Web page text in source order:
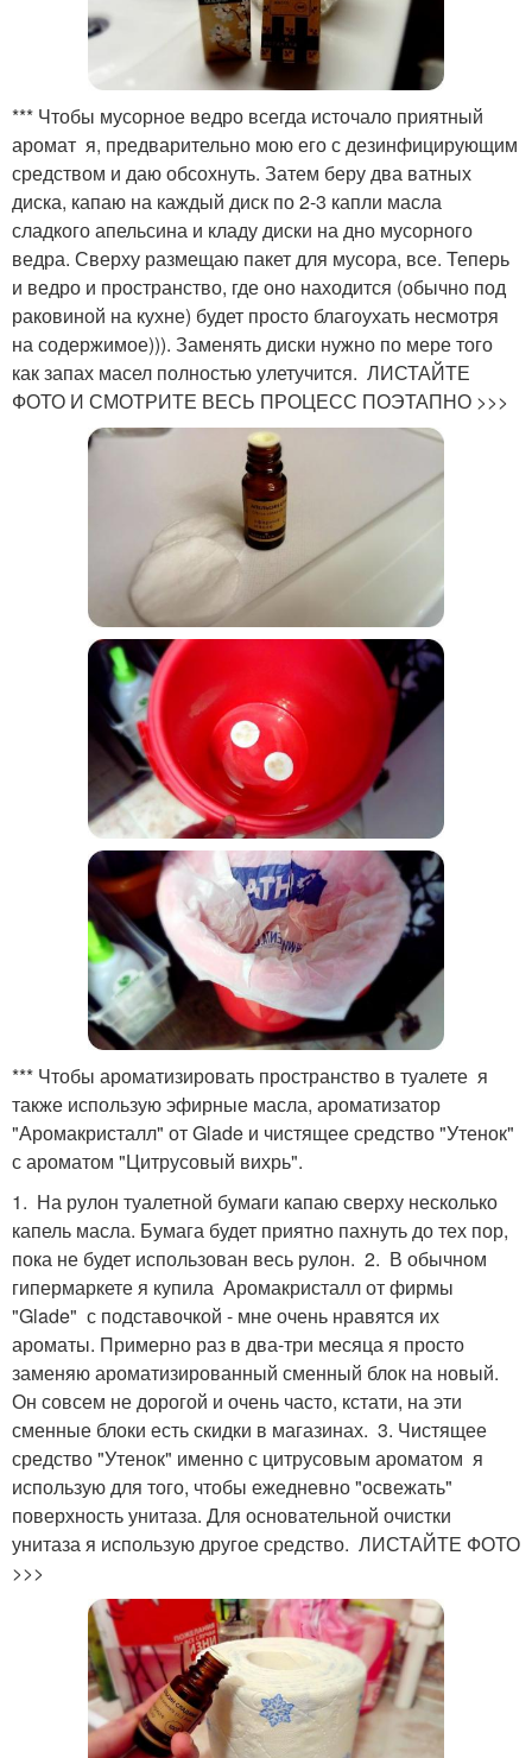
*** Чтобы мусорное ведро всегда источало приятный
аромат я, предварительно мою его с дезинфицирующим
средством и даю обсохнуть. Затем беру два ватных
диска, капаю на каждый диск по 2-3 капли масла
сладкого апельсина и кладу диски на дно мусорного
ведра. Сверху размещаю пакет для мусора, все. Теперь
и ведро и пространство, где оно находится (обычно под
раковиной на кухне) будет просто благоухать несмотря
на содержимое))). Заменять диски нужно по мере того
как запах масел полностью улетучится. ЛИСТАЙТЕ
ФОТО И СМОТРИТЕ ВЕСЬ ПРОЦЕСС ПОЭТАПНО >>>
*** Чтобы ароматизировать пространство в туалете я
также использую эфирные масла, ароматизатор
"Аромакристалл" от Glade и чистящее средство "Утенок"
с ароматом "Цитрусовый вихрь".
1. На рулон туалетной бумаги капаю сверху несколько
капель масла. Бумага будет приятно пахнуть до тех пор,
пока не будет использован весь рулон. 2. В обычном
гипермаркете я купила Аромакристалл от фирмы
"Glade" с подставочкой - мне очень нравятся их
ароматы. Примерно раз в два-три месяца я просто
заменяю ароматизированный сменный блок на новый.
Он совсем не дорогой и очень часто, кстати, на эти
сменные блоки есть скидки в магазинах. 3. Чистящее
средство "Утенок" именно с цитрусовым ароматом я
использую для того, чтобы ежедневно "освежать"
поверхность унитаза. Для основательной очистки
унитаза я использую другое средство. ЛИСТАЙТЕ ФОТО
>>>